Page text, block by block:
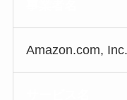
Amazon.com, Inc.